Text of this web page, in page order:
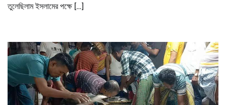
তুলেছিলাম ইসলামের পক্ষে […]